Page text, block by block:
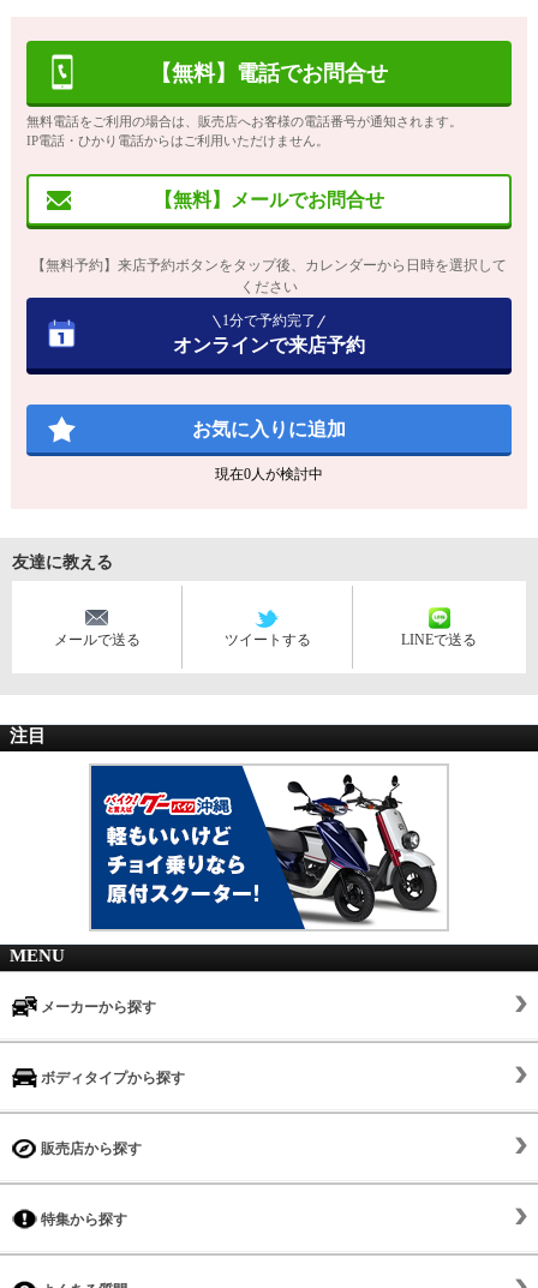
【無料】電話でお問合せ
無料電話をご利用の場合は、販売店へお客様の電話番号が通知されます。
IP電話・ひかり電話からはご利用いただけません。
【無料】メールでお問合せ
【無料予約】来店予約ボタンをタップ後、カレンダーから日時を選択して
ください
1分で予約完了
オンラインで来店予約
お気に入りに追加
現在0人が検討中
友達に教える
メールで送る ツイートする LINEで送る
注目
MENU
メーカーから探す
ボディタイプから探す
販売店から探す
特集から探す